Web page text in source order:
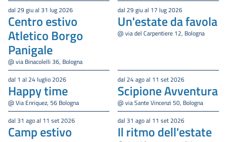
dal 29 giu al 31 lug 2026
Centro estivo
Atletico Borgo
Panigale
@ via Binacolelli 36, Bologna
dal 29 giu al 17 lug 2026
Un'estate da favola
@ via del Carpentiere 12, Bologna
dal 1 al 24 luglio 2026
Happy time
@ Via Enriquez, 56 Bologna
dal 24 ago al 11 set 2026
Scipione Avventura
@ via Sante Vincenzi 50, Bologna
dal 31 ago al 11 set 2026
Camp estivo
dal 31 ago al 11 set 2026
Il ritmo dell'estate